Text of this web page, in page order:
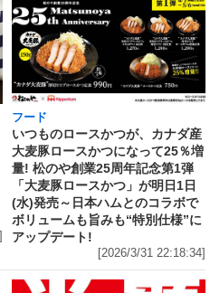
フード
いつものロースかつが、カナダ産
大麦豚ロースかつになって25％増
量! 松のや創業25周年記念第1弾
「大麦豚ロースかつ」が明日1日
(水)発売～日本ハムとのコラボで
ボリュームも旨みも“特別仕様”に
アップデート!
[2026/3/31 22:18:34]